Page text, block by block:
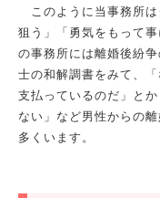
このように当事務所は
狙う」「勇気をもって
の事務所には離婚後紛
士の和解調書をみて、
支払っているのだ」と
ない」など男性からの
多くいます。